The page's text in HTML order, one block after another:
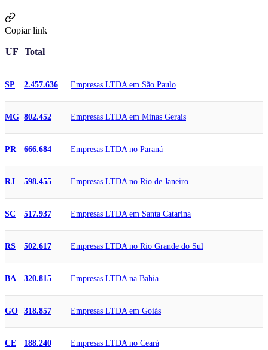
Copiar link
UF Total
SP 2.457.636 Empresas LTDA em São Paulo
MG 802.452 Empresas LTDA em Minas Gerais
PR 666.684 Empresas LTDA no Paraná
RJ 598.455 Empresas LTDA no Rio de Janeiro
SC 517.937 Empresas LTDA em Santa Catarina
RS 502.617 Empresas LTDA no Rio Grande do Sul
BA 320.815 Empresas LTDA na Bahia
GO 318.857 Empresas LTDA em Goiás
CE 188.240 Empresas LTDA no Ceará